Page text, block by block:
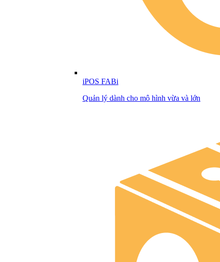
iPOS FABi
Quản lý dành cho mô hình vừa và lớn